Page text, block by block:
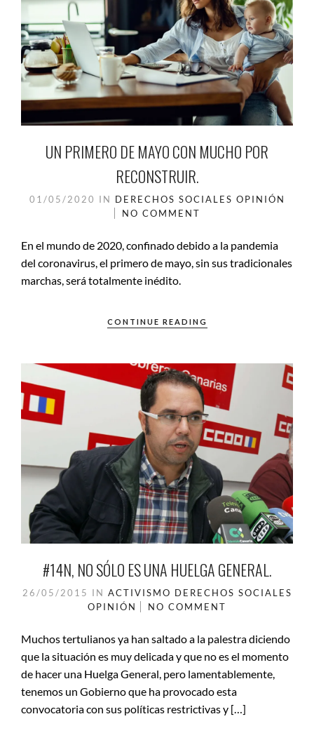
UN PRIMERO DE MAYO CON MUCHO POR
RECONSTRUIR.
01/05/2020 IN DERECHOS SOCIALES OPINIÓN
NO COMMENT
En el mundo de 2020, confinado debido a la pandemia
del coronavirus, el primero de mayo, sin sus tradicionales
marchas, será totalmente inédito.
CONTINUE READING
#14N, NO SÓLO ES UNA HUELGA GENERAL.
26/05/2015 IN ACTIVISMO DERECHOS SOCIALES
OPINIÓN
NO COMMENT
Muchos tertulianos ya han saltado a la palestra diciendo
que la situación es muy delicada y que no es el momento
de hacer una Huelga General, pero lamentablemente,
tenemos un Gobierno que ha provocado esta
convocatoria con sus políticas restrictivas y […]